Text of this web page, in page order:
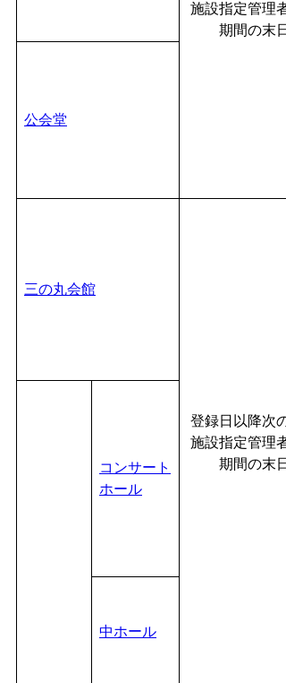
施設指定管理
期間の末日
公会堂
三の丸会館
登録日以降次
施設指定管理
期間の末日
コンサート
ホール
中ホール